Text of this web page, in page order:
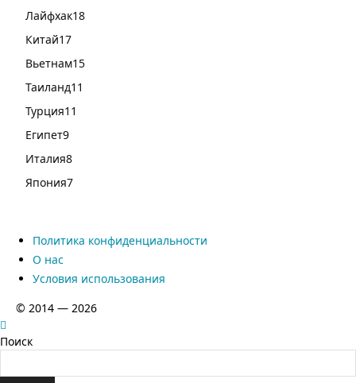
Лайфхак18
Китай17
Вьетнам15
Таиланд11
Турция11
Египет9
Италия8
Япония7
Политика конфиденциальности
О нас
Условия использования
© 2014 — 2026
Поиск